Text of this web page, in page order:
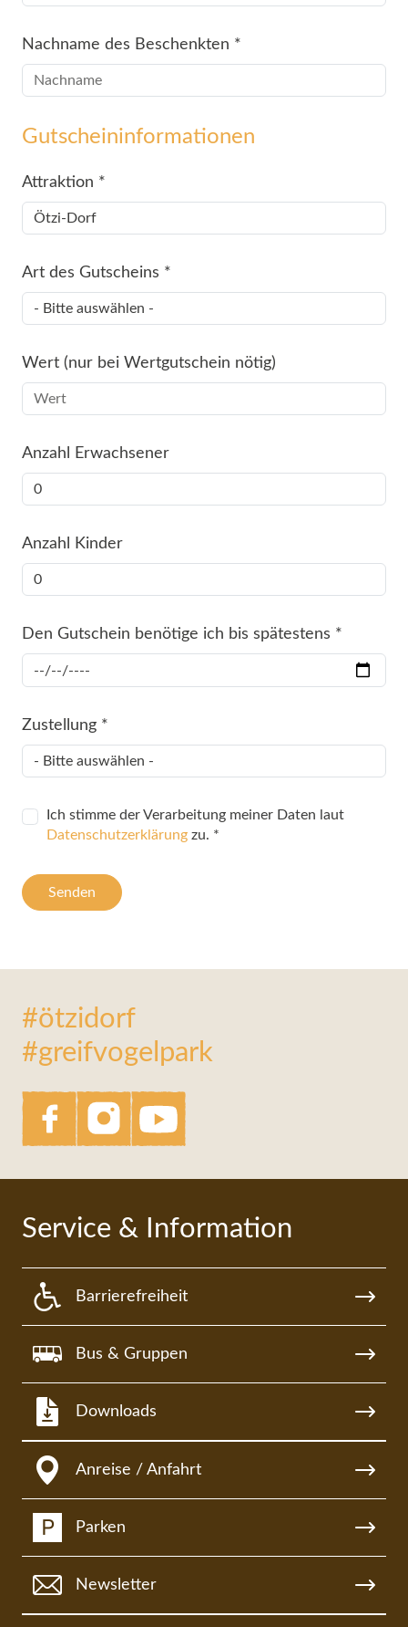
Nachname des Beschenkten *
Gutscheininformationen
Attraktion *
Art des Gutscheins *
Wert (nur bei Wertgutschein nötig)
Anzahl Erwachsener
Anzahl Kinder
Den Gutschein benötige ich bis spätestens *
Zustellung *
Ich stimme der Verarbeitung meiner Daten laut
Datenschutzerklärung zu. *
Senden
#ötzidorf
#greifvogelpark
Service & Information
Barrierefreiheit
Bus & Gruppen
Downloads
Anreise / Anfahrt
Parken
Newsletter